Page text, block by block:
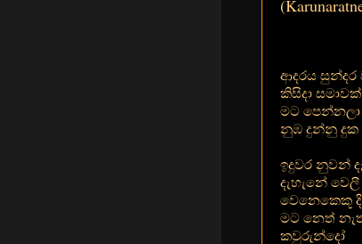
ආදරය සුන්දර
කිසිදා
මට
නුඹ දුන්නු
ඉදුවර නුවන්
දැහැනේ
වෙනෙකෙකූ
මට නෙත්
කවුරුන්දෝ